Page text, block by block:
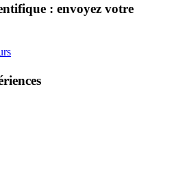
: envoyez votre